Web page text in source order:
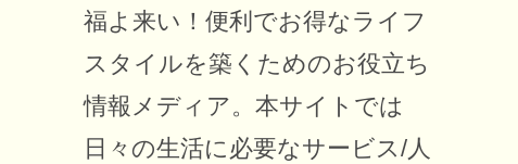
福よ来い！便利でお得なライフ
スタイルを築くためのお役立ち
情報メディア。本サイトでは
日々の生活に必要なサービス/人